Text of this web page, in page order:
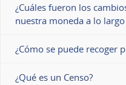
¿Cuáles fueron los
nuestra moneda a lo
¿Cómo se puede recoger
¿Qué es un Censo?